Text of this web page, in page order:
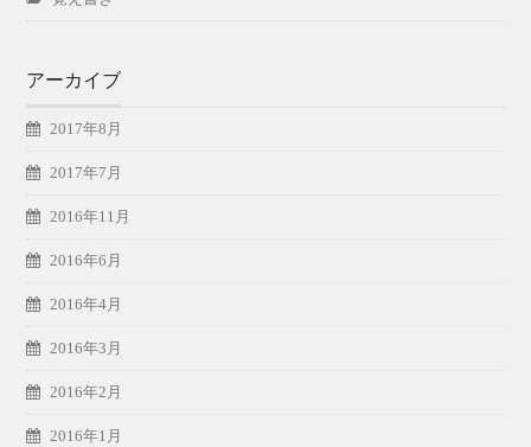
アーカイブ
2017年8月
2017年7月
2016年11月
2016年6月
2016年4月
2016年3月
2016年2月
2016年1月